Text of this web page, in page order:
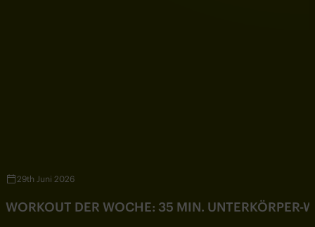
29th Juni 2026
WORKOUT DER WOCHE: 35 MIN. UNTERKÖRPER-